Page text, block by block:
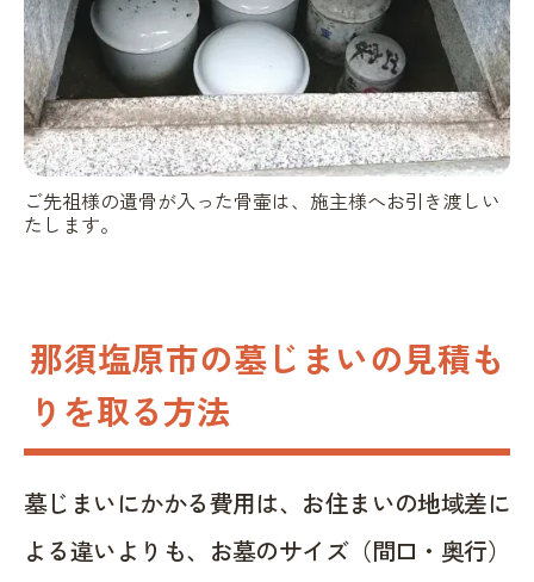
ご先祖様の遺骨が入った骨壷は、施主様へお引き渡しい
たします。
那須塩原市の墓じまいの見積も
りを取る方法
墓じまいにかかる費用は、お住まいの地域差に
よる違いよりも、お墓のサイズ（間口・奥行）